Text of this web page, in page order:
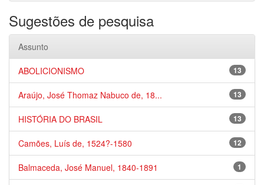
Sugestões de pesquisa
Assunto
13
ABOLICIONISMO
13
Araújo, José Thomaz Nabuco de, 18...
13
HISTÓRIA DO BRASIL
12
Camões, Luís de, 1524?-1580
1
Balmaceda, José Manuel, 1840-1891